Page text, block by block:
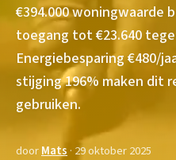
€394.000 woningwaarde
toegang tot €23.640
Energiebesparing €480/
stijging 196% maken dit
gebruiken.
doorMats · 29 oktober 2025